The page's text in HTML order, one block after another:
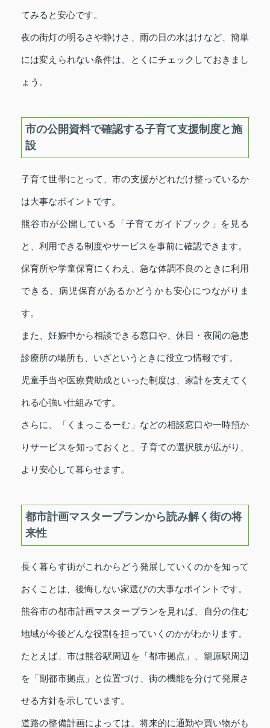
てみると安心です。
夜の街灯の明るさや静けさ、雨の日の水はけなど、簡単
には変えられない条件は、とくにチェックしておきまし
ょう。
市の公開資料で確認する子育て支援制度と施
設
子育て世帯にとって、市の支援がどれだけ整っているか
は大事なポイントです。
熊谷市が公開している「子育てガイドブック」を見る
と、利用できる制度やサービスを事前に確認できます。
保育所や学童保育にくわえ、急な体調不良のときに利用
できる、病児保育があるかどうかも安心につながりま
す。
また、妊娠中から相談できる窓口や、休日・夜間の急患
診療所の場所も、いざというときに役立つ情報です。
児童手当や医療費助成といった制度は、家計を支えてく
れる心強い仕組みです。
さらに、「くまっこるーむ」などの相談窓口や一時預か
りサービスを知っておくと、子育ての選択肢が広がり、
より安心して暮らせます。
都市計画マスタープランから読み解く街の将
来性
長く暮らす街がこれからどう発展していくのかを知って
おくことは、後悔しない家選びの大事なポイントです。
熊谷市の都市計画マスタープランを見れば、自分の住む
地域が今後どんな役割を担っていくのかがわかります。
たとえば、市は熊谷駅周辺を「都市拠点」、籠原駅周辺
を「副都市拠点」と位置づけ、街の機能を分けて発展さ
せる方針を示しています。
道路の整備計画によっては、将来的に通勤や買い物がも